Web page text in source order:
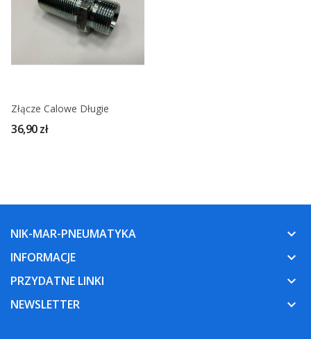
Złącze Calowe Długie
36,90 zł
NIK-MAR-PNEUMATYKA keyboard_arrow_down
INFORMACJE keyboard_arrow_down
PRZYDATNE LINKI keyboard_arrow_down
NEWSLETTER keyboard_arrow_down